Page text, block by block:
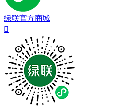
绿联官方商城
